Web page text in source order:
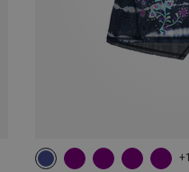
+1
XS